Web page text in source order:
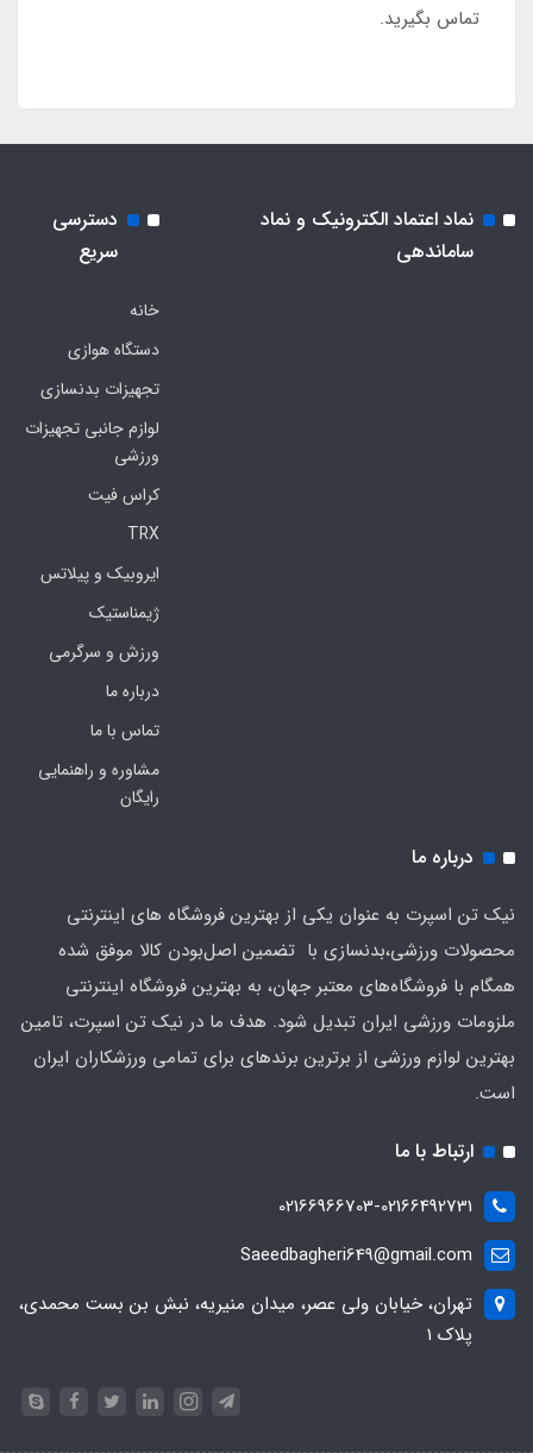
تماس بگیرید.
نماد اعتماد الکترونیک و نماد
ساماندهی
دسترسی
سریع
خانه
دستگاه هوازی
تجهیزات بدنسازی
لوازم جانبی تجهیزات
ورزشی
کراس فیت
TRX
ایروبیک و پیلاتس
ژیمناستیک
ورزش و سرگرمی
درباره ما
تماس با ما
مشاوره و راهنمایی
رایگان
درباره ما
نیک تن اسپرت به عنوان یکی از بهترین فروشگاه های اینترنتی
محصولات ورزشی،بدنسازی با تضمین اصل‌بودن کالا موفق شده
همگام با فروشگاه‌های معتبر جهان، به بهترین فروشگاه اینترنتی
ملزومات ورزشی ایران تبدیل شود. هدف ما در نیک تن اسپرت، تامین
بهترین لوازم ورزشی از برترین برندهای برای تمامی ورزشکاران ایران
است.
ارتباط با ما
02166966703-02166492731
Saeedbagheri649@gmail.com
تهران، خیابان ولی عصر، میدان منیریه، نبش بن بست محمدی،
پلاک ۱